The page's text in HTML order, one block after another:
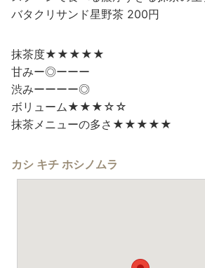
バタクリサンド星野茶 200円
抹茶度★★★★★
甘みー◎ーーー
渋みーーーー◎
ボリューム★★★☆☆
抹茶メニューの多さ★★★★★
カシ キチ ホシノムラ